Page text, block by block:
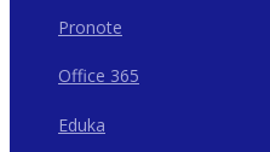
Pronote
Office 365
Eduka